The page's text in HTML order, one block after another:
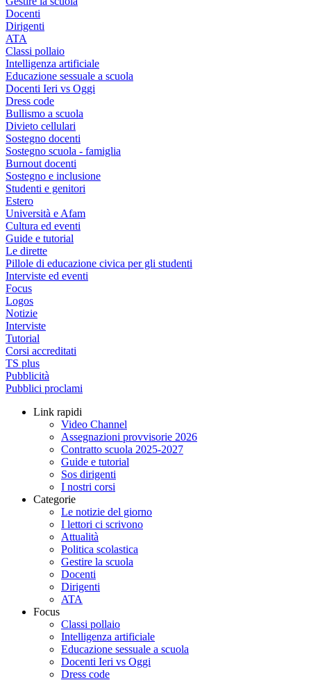
Docenti
Dirigenti
ATA
Classi pollaio
Intelligenza artificiale
Educazione sessuale a scuola
Docenti Ieri vs Oggi
Dress code
Bullismo a scuola
Divieto cellulari
Sostegno docenti
Sostegno scuola - famiglia
Burnout docenti
Sostegno e inclusione
Studenti e genitori
Estero
Università e Afam
Cultura ed eventi
Guide e tutorial
Le dirette
Pillole di educazione civica per gli studenti
Interviste ed eventi
Focus
Logos
Notizie
Interviste
Tutorial
Corsi accreditati
TS plus
Pubblicità
Pubblici proclami
Link rapidi
Video Channel
Assegnazioni provvisorie 2026
Contratto scuola 2025-2027
Guide e tutorial
Sos dirigenti
I nostri corsi
Categorie
Le notizie del giorno
I lettori ci scrivono
Attualità
Politica scolastica
Gestire la scuola
Docenti
Dirigenti
ATA
Focus
Classi pollaio
Intelligenza artificiale
Educazione sessuale a scuola
Docenti Ieri vs Oggi
Dress code